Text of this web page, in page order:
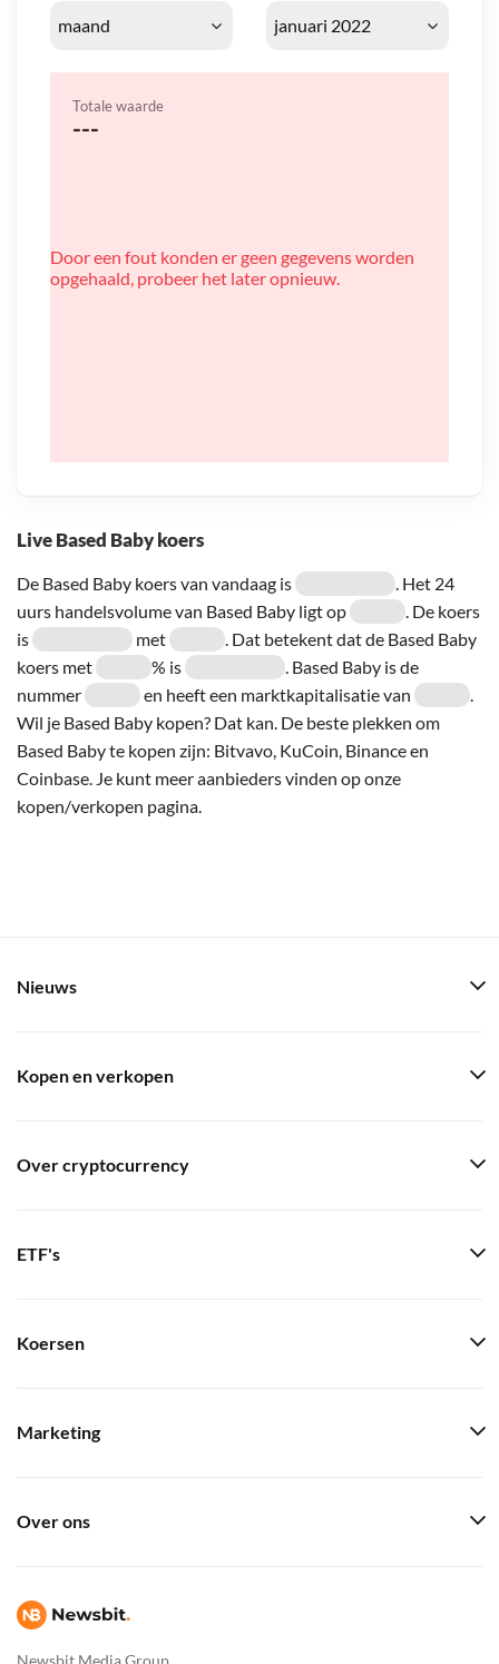
Live Based Baby koers
De Based Baby koers van vandaag is
. Het 24
uurs handelsvolume van Based Baby ligt op
. De koers
is
met
. Dat betekent dat de Based Baby
koers met
% is
. Based Baby is de
nummer
en heeft een marktkapitalisatie van
.
Wil je Based Baby kopen? Dat kan. De beste plekken om
Based Baby te kopen zijn: Bitvavo, KuCoin, Binance en
Coinbase. Je kunt meer aanbieders vinden op onze
kopen/verkopen pagina.
Totale waarde
---
Door een fout konden er geen gegevens worden
opgehaald, probeer het later opnieuw.
Newsbit Media Group
Nieuws
Kopen en verkopen
Over cryptocurrency
ETF's
Koersen
Marketing
Over ons